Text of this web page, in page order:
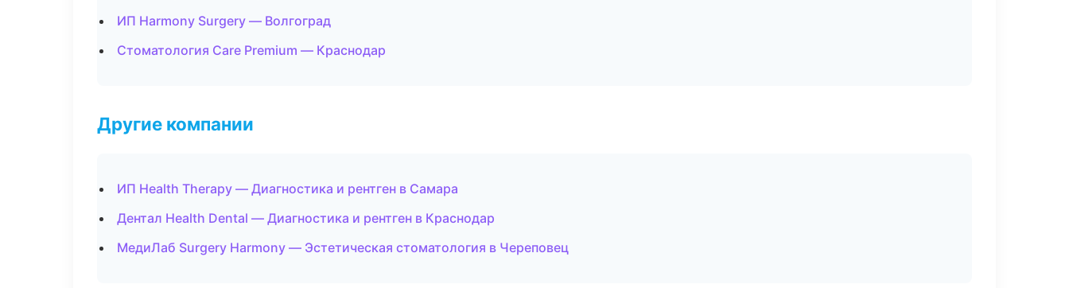
ИП Harmony Surgery — Волгоград
Стоматология Care Premium — Краснодар
Другие компании
ИП Health Therapy — Диагностика и рентген в Самара
Дентал Health Dental — Диагностика и рентген в Краснодар
МедиЛаб Surgery Harmony — Эстетическая стоматология в Череповец